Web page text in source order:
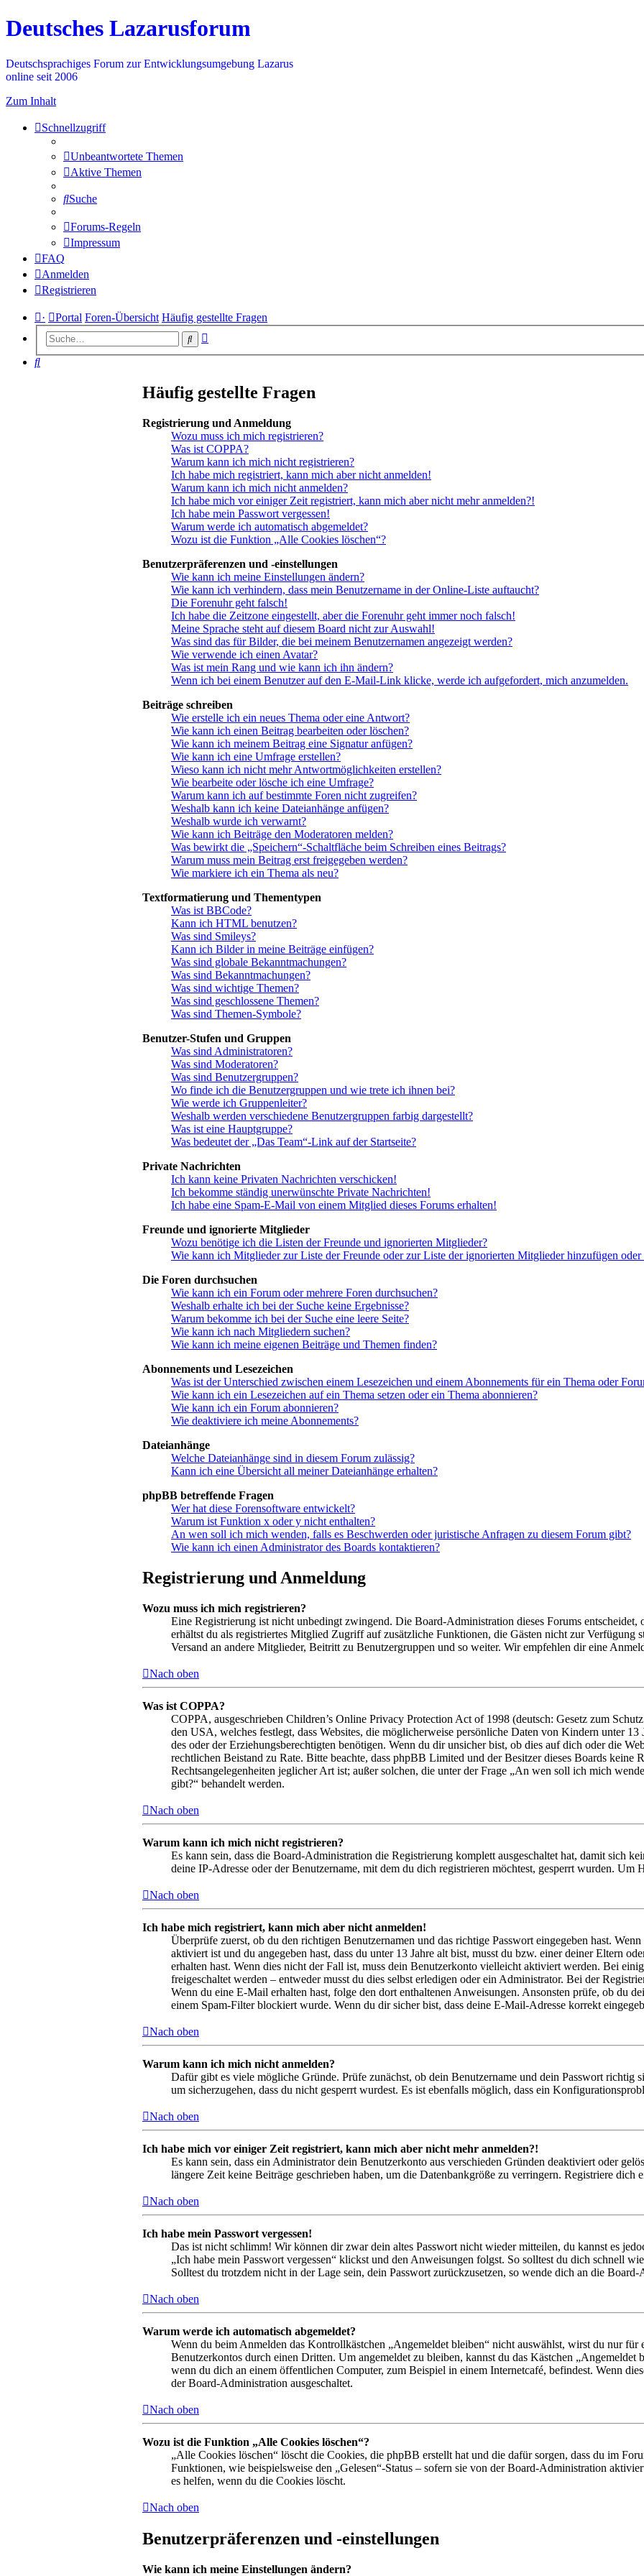
Deutsches Lazarusforum
Deutschsprachiges Forum zur Entwicklungsumgebung Lazarus
online seit 2006
Zum Inhalt
Schnellzugriff
Unbeantwortete Themen
Aktive Themen
Suche
Forums-Regeln
Impressum
FAQ
Anmelden
Registrieren
· Portal Foren-Übersicht Häufig gestellte Fragen
Suche
Suche
Häufig gestellte Fragen
Registrierung und Anmeldung
Wozu muss ich mich registrieren?
Was ist COPPA?
Warum kann ich mich nicht registrieren?
Ich habe mich registriert, kann mich aber nicht anmelden!
Warum kann ich mich nicht anmelden?
Ich habe mich vor einiger Zeit registriert, kann mich aber nicht mehr anmelden?!
Ich habe mein Passwort vergessen!
Warum werde ich automatisch abgemeldet?
Wozu ist die Funktion „Alle Cookies löschen“?
Benutzerpräferenzen und -einstellungen
Wie kann ich meine Einstellungen ändern?
Wie kann ich verhindern, dass mein Benutzername in der Online-Liste auftaucht?
Die Forenuhr geht falsch!
Ich habe die Zeitzone eingestellt, aber die Forenuhr geht immer noch falsch!
Meine Sprache steht auf diesem Board nicht zur Auswahl!
Was sind das für Bilder, die bei meinem Benutzernamen angezeigt werden?
Wie verwende ich einen Avatar?
Was ist mein Rang und wie kann ich ihn ändern?
Wenn ich bei einem Benutzer auf den E-Mail-Link klicke, werde ich aufgefordert, mich anzumelden.
Beiträge schreiben
Wie erstelle ich ein neues Thema oder eine Antwort?
Wie kann ich einen Beitrag bearbeiten oder löschen?
Wie kann ich meinem Beitrag eine Signatur anfügen?
Wie kann ich eine Umfrage erstellen?
Wieso kann ich nicht mehr Antwortmöglichkeiten erstellen?
Wie bearbeite oder lösche ich eine Umfrage?
Warum kann ich auf bestimmte Foren nicht zugreifen?
Weshalb kann ich keine Dateianhänge anfügen?
Weshalb wurde ich verwarnt?
Wie kann ich Beiträge den Moderatoren melden?
Was bewirkt die „Speichern“-Schaltfläche beim Schreiben eines Beitrags?
Warum muss mein Beitrag erst freigegeben werden?
Wie markiere ich ein Thema als neu?
Textformatierung und Thementypen
Was ist BBCode?
Kann ich HTML benutzen?
Was sind Smileys?
Kann ich Bilder in meine Beiträge einfügen?
Was sind globale Bekanntmachungen?
Was sind Bekanntmachungen?
Was sind wichtige Themen?
Was sind geschlossene Themen?
Was sind Themen-Symbole?
Benutzer-Stufen und Gruppen
Was sind Administratoren?
Was sind Moderatoren?
Was sind Benutzergruppen?
Wo finde ich die Benutzergruppen und wie trete ich ihnen bei?
Wie werde ich Gruppenleiter?
Weshalb werden verschiedene Benutzergruppen farbig dargestellt?
Was ist eine Hauptgruppe?
Was bedeutet der „Das Team“-Link auf der Startseite?
Private Nachrichten
Ich kann keine Privaten Nachrichten verschicken!
Ich bekomme ständig unerwünschte Private Nachrichten!
Ich habe eine Spam-E-Mail von einem Mitglied dieses Forums erhalten!
Freunde und ignorierte Mitglieder
Wozu benötige ich die Listen der Freunde und ignorierten Mitglieder?
Wie kann ich Mitglieder zur Liste der Freunde oder zur Liste der ignorierten Mitglieder hinzufügen oder
Die Foren durchsuchen
Wie kann ich ein Forum oder mehrere Foren durchsuchen?
Weshalb erhalte ich bei der Suche keine Ergebnisse?
Warum bekomme ich bei der Suche eine leere Seite?
Wie kann ich nach Mitgliedern suchen?
Wie kann ich meine eigenen Beiträge und Themen finden?
Abonnements und Lesezeichen
Was ist der Unterschied zwischen einem Lesezeichen und einem Abonnements für ein Thema oder
Wie kann ich ein Lesezeichen auf ein Thema setzen oder ein Thema abonnieren?
Wie kann ich ein Forum abonnieren?
Wie deaktiviere ich meine Abonnements?
Dateianhänge
Welche Dateianhänge sind in diesem Forum zulässig?
Kann ich eine Übersicht all meiner Dateianhänge erhalten?
phpBB betreffende Fragen
Wer hat diese Forensoftware entwickelt?
Warum ist Funktion x oder y nicht enthalten?
An wen soll ich mich wenden, falls es Beschwerden oder juristische Anfragen zu diesem Forum gibt?
Wie kann ich einen Administrator des Boards kontaktieren?
Registrierung und Anmeldung
Wozu muss ich mich registrieren?
Eine Registrierung ist nicht unbedingt zwingend. Die Board-Administration dieses Forums
erhältst du als registriertes Mitglied Zugriff auf zusätzliche Funktionen, die Gästen nicht zur
Versand an andere Mitglieder, Beitritt zu Benutzergruppen und so weiter. Wir empfehlen dir eine
Nach oben
Was ist COPPA?
COPPA, ausgeschrieben Children’s Online Privacy Protection Act of 1998 (deutsch: Gesetz zum
den USA, welches festlegt, dass Websites, die möglicherweise persönliche Daten von Kindern unter
des oder der Erziehungsberechtigten benötigen. Wenn du dir unsicher bist, ob dies auf dich oder die
rechtlichen Beistand zu Rate. Bitte beachte, dass phpBB Limited und der Besitzer dieses Boards keine
Rechtsangelegenheiten jeglicher Art ist; außer solchen, die unter der Frage „An wen soll ich mich
gibt?“ behandelt werden.
Nach oben
Warum kann ich mich nicht registrieren?
Es kann sein, dass die Board-Administration die Registrierung komplett ausgeschaltet hat, damit sich
deine IP-Adresse oder der Benutzername, mit dem du dich registrieren möchtest, gesperrt wurden.
Nach oben
Ich habe mich registriert, kann mich aber nicht anmelden!
Überprüfe zuerst, ob du den richtigen Benutzernamen und das richtige Passwort eingegeben hast.
aktiviert ist und du angegeben hast, dass du unter 13 Jahre alt bist, musst du bzw. einer deiner Eltern
erhalten hast. Wenn dies nicht der Fall ist, muss dein Benutzerkonto vielleicht aktiviert werden. Bei
freigeschaltet werden – entweder musst du dies selbst erledigen oder ein Administrator. Bei der
Wenn du eine E-Mail erhalten hast, folge den dort enthaltenen Anweisungen. Ansonsten prüfe, ob du
einem Spam-Filter blockiert wurde. Wenn du dir sicher bist, dass deine E-Mail-Adresse korrekt
Nach oben
Warum kann ich mich nicht anmelden?
Dafür gibt es viele mögliche Gründe. Prüfe zunächst, ob dein Benutzername und dein Passwort
um sicherzugehen, dass du nicht gesperrt wurdest. Es ist ebenfalls möglich, dass ein
Nach oben
Ich habe mich vor einiger Zeit registriert, kann mich aber nicht mehr anmelden?!
Es kann sein, dass ein Administrator dein Benutzerkonto aus verschieden Gründen deaktiviert oder
längere Zeit keine Beiträge geschrieben haben, um die Datenbankgröße zu verringern. Registriere
Nach oben
Ich habe mein Passwort vergessen!
Das ist nicht schlimm! Wir können dir zwar dein altes Passwort nicht wieder mitteilen, du kannst es
„Ich habe mein Passwort vergessen“ klickst und den Anweisungen folgst. So solltest du dich schnell
Solltest du trotzdem nicht in der Lage sein, dein Passwort zurückzusetzen, so wende dich an die
Nach oben
Warum werde ich automatisch abgemeldet?
Wenn du beim Anmelden das Kontrollkästchen „Angemeldet bleiben“ nicht auswählst, wirst du nur
Benutzerkontos durch einen Dritten. Um angemeldet zu bleiben, kannst du das Kästchen
wenn du dich an einem öffentlichen Computer, zum Beispiel in einem Internetcafé, befindest. Wenn
der Board-Administration ausgeschaltet.
Nach oben
Wozu ist die Funktion „Alle Cookies löschen“?
„Alle Cookies löschen“ löscht die Cookies, die phpBB erstellt hat und die dafür sorgen, dass du im
Funktionen, wie beispielsweise den „Gelesen“-Status – sofern sie von der Board-Administration
es helfen, wenn du die Cookies löscht.
Nach oben
Benutzerpräferenzen und -einstellungen
Wie kann ich meine Einstellungen ändern?